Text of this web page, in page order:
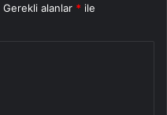
Gerekli alanlar * ile